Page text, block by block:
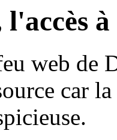
l'accès
web de
car